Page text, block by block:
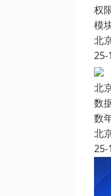
权
模
北
25-
北
数
数
北
25-